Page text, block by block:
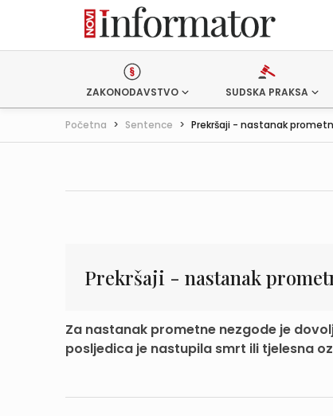
ZAKONODAVSTVO SUDSKA PRAKSA
Početna > Sentence > Prekršaji - nastanak
Prekršaji - nastanak
Za nastanak prometne nezgode je
posljedica je nastupila smrt ili tjelesna